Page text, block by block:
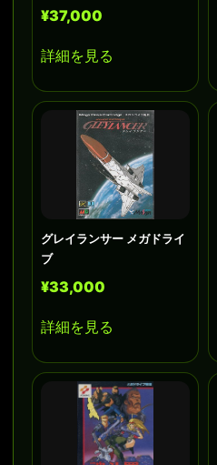
¥37,000
詳細を見る
グレイランサー メガドライ
ブ
¥33,000
詳細を見る